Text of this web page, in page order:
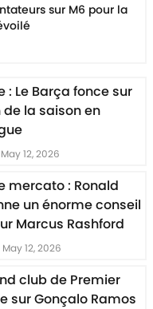
sur M6 pour la
: Le Barça fonce sur
la saison en
May 12, 2026
mercato : Ronald
un énorme conseil
Marcus Rashford
May 12, 2026
club de Premier
sur Gonçalo Ramos